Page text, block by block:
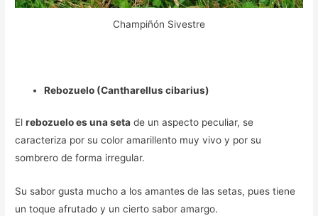
Champiñón Sivestre
Rebozuelo (Cantharellus cibarius)
Elrebozuelo es una seta de un aspecto peculiar, se
caracteriza por su color amarillento muy vivo y por su
sombrero de forma irregular.
Su sabor gusta mucho a los amantes de las setas, pues tiene
un toque afrutado y un cierto sabor amargo.